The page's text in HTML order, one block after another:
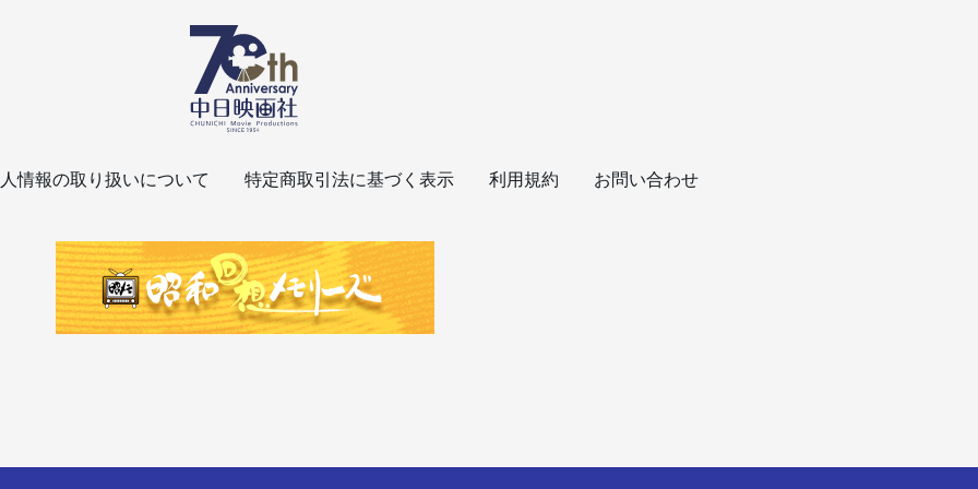
情報の取り扱いについて 特定商取引法に基づく表示 利用規約 お問い合わせ